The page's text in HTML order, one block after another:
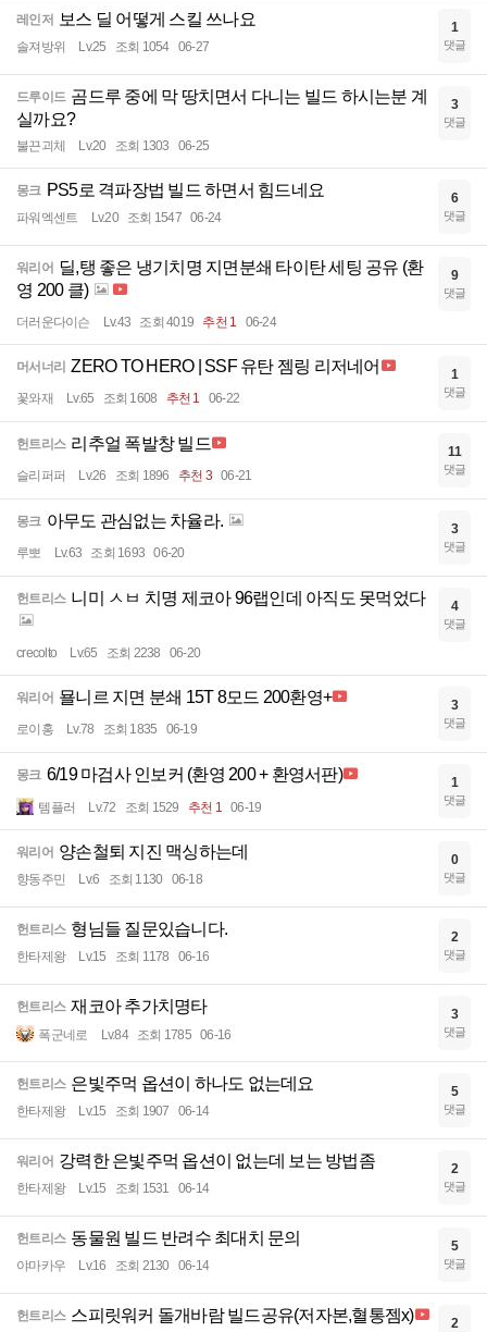
레인저 보스 딜 어떻게 스킬 쓰나요
솔져방위 Lv.25 조회 1054 06-27
1
댓글
드루이드 곰드루 중에 막 땅치면서 다니는 빌드 하시는분 계
실까요?
불끈괴체 Lv.20 조회 1303 06-25
3
댓글
몽크 PS5로 격파장법 빌드 하면서 힘드네요
파워엑센트 Lv.20 조회 1547 06-24
6
댓글
워리어 딜,탱 좋은 냉기치명 지면분쇄 타이탄 세팅 공유 (환
영 200 클)
더러운다이슨 Lv.43 조회 4019 추천 1 06-24
9
댓글
머서너리 ZERO TO HERO | SSF 유탄 젬링 리저네어
꽃와재 Lv.65 조회 1608 추천 1 06-22
1
댓글
헌트리스 리추얼 폭발창 빌드
슬리퍼퍼 Lv.26 조회 1896 추천 3 06-21
11
댓글
몽크 아무도 관심없는 차율라.
루뽀 Lv.63 조회 1693 06-20
3
댓글
헌트리스 니미 ㅅㅂ 치명 제코아 96랩인데 아직도 못먹었다
crecolto Lv.65 조회 2238 06-20
4
댓글
워리어 묠니르 지면 분쇄 15T 8모드 200환영+
로이홍 Lv.78 조회 1835 06-19
3
댓글
몽크 6/19 마검사 인보커 (환영 200 + 환영서판)
템플러 Lv.72 조회 1529 추천 1 06-19
1
댓글
워리어 양손철퇴 지진 맥싱하는데
향동주민 Lv.6 조회 1130 06-18
0
댓글
헌트리스 형님들 질문있습니다.
한타제왕 Lv.15 조회 1178 06-16
2
댓글
헌트리스 재코아 추가치명타
폭군네로 Lv.84 조회 1785 06-16
3
댓글
헌트리스 은빛주먹 옵션이 하나도 없는데요
한타제왕 Lv.15 조회 1907 06-14
5
댓글
워리어 강력한 은빛주먹 옵션이 없는데 보는 방법좀
한타제왕 Lv.15 조회 1531 06-14
2
댓글
헌트리스 동물원 빌드 반려수 최대치 문의
야마카우 Lv.16 조회 2130 06-14
5
댓글
헌트리스 스피릿워커 돌개바람 빌드공유(저자본,혈통젬x) 2